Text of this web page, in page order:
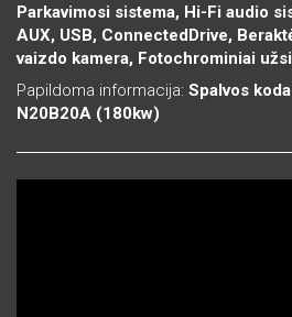
Parkavimosi sistema, Hi-Fi audio
AUX, USB, ConnectedDrive,
vaizdo kamera, Fotochrominiai
Papildoma informacija: Spalvos
N20B20A (180kw)